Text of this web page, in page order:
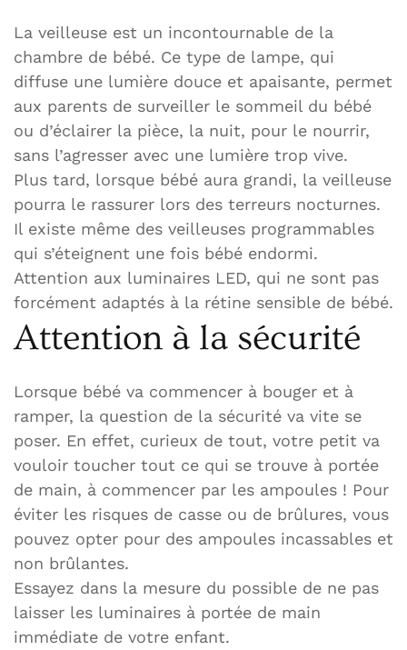
La veilleuse est un incontournable de la
chambre de bébé. Ce type de lampe, qui
diffuse une lumière douce et apaisante, permet
aux parents de surveiller le sommeil du bébé
ou d’éclairer la pièce, la nuit, pour le nourrir,
sans l’agresser avec une lumière trop vive.
Plus tard, lorsque bébé aura grandi, la veilleuse
pourra le rassurer lors des terreurs nocturnes.
Il existe même des veilleuses programmables
qui s’éteignent une fois bébé endormi.
Attention aux luminaires LED, qui ne sont pas
forcément adaptés à la rétine sensible de bébé.
Attention à la sécurité
Lorsque bébé va commencer à bouger et à
ramper, la question de la sécurité va vite se
poser. En effet, curieux de tout, votre petit va
vouloir toucher tout ce qui se trouve à portée
de main, à commencer par les ampoules ! Pour
éviter les risques de casse ou de brûlures, vous
pouvez opter pour des ampoules incassables et
non brûlantes.
Essayez dans la mesure du possible de ne pas
laisser les luminaires à portée de main
immédiate de votre enfant.